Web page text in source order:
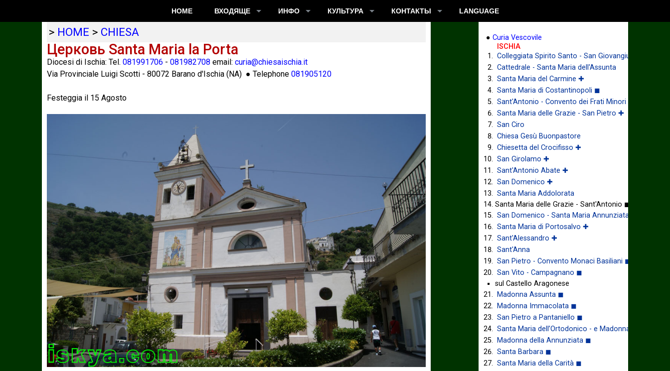
HOME ВХОДЯЩЕ ИНФО КУЛЬТУРА КОНТАКТЫ LANGUAGE
> HOME > CHIESA
Церковь Santa Maria la Porta
Diocesi di Ischia: Tel. 081991706 - 081982708 email: curia@chiesaischia.it
Via Provinciale Luigi Scotti - 80072 Barano d'Ischia (NA) ● Telephone 081905120
Festeggia il 15 Agosto
● Curia Vescovile
ISCHIA
Colleggiata Spirito Santo - San Giovangiuseppe
Cattedrale - Santa Maria dell'Assunta
Santa Maria del Carmine ✚
Santa Maria di Costantinopoli ◼
Sant'Antonio - Convento dei Frati Minori ✚
Santa Maria delle Grazie - San Pietro ✚
San Ciro
Chiesa Gesù Buonpastore
Chiesetta del Crocifisso ✚
San Girolamo ✚
Sant'Antonio Abate ✚
San Domenico ✚
Santa Maria Addolorata
Santa Maria delle Grazie - Sant'Antonio ◼
San Domenico - Santa Maria Annunziata ✚
Santa Maria di Portosalvo ✚
Sant'Alessandro ✚
Sant'Anna
San Pietro - Convento Monaci Basiliani ◼
San Vito - Campagnano ◼
sul Castello Aragonese
Madonna Assunta ◼
Madonna Immacolata ◼
San Pietro a Pantaniello ◼
Santa Maria dell’Ortodonico - e Madonna della
Madonna della Annunziata ◼
Santa Barbara ◼
Santa Maria della Carità ◼